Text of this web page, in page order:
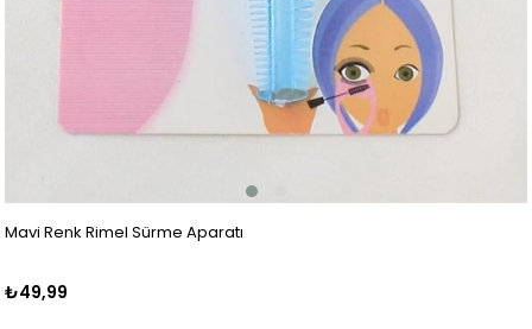
Mavi Renk Rimel Sürme Aparatı
₺49,99